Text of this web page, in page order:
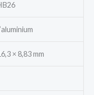
× 8,83 mm